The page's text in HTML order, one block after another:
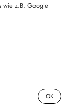
0
ganzen
wie z.B. Google
OK